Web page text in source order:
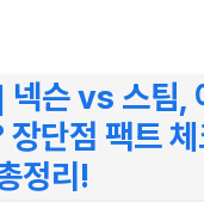
넥슨 vs 스팀,
단점 팩트
정리!